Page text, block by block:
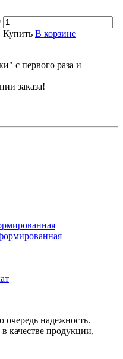
Купить В корзине
с первого раза и
заказа!
надежность.
качестве продукции,